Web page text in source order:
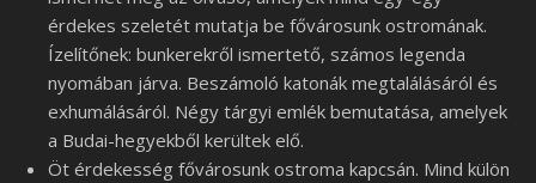
érdekes szeletét mutatja be fővárosunk ostromának.
Ízelítőnek: bunkerekről ismertető, számos legenda
nyomában járva. Beszámoló katonák megtalálásáról és
exhumálásáról. Négy tárgyi emlék bemutatása, amelyek
a Budai-hegyekből kerültek elő.
Öt érdekesség fővárosunk ostroma kapcsán. Mind külön